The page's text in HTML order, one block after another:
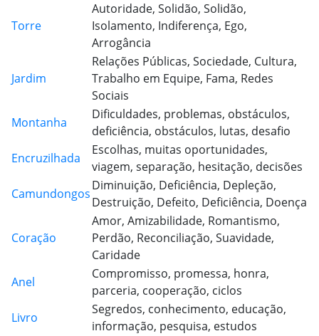
Torre
Autoridade, Solidão, Solidão,
Isolamento, Indiferença, Ego,
Arrogância
Jardim
Relações Públicas, Sociedade, Cultura,
Trabalho em Equipe, Fama, Redes
Sociais
Montanha
Dificuldades, problemas, obstáculos,
deficiência, obstáculos, lutas, desafio
Encruzilhada
Escolhas, muitas oportunidades,
viagem, separação, hesitação, decisões
Camundongos
Diminuição, Deficiência, Depleção,
Destruição, Defeito, Deficiência, Doença
Coração
Amor, Amizabilidade, Romantismo,
Perdão, Reconciliação, Suavidade,
Caridade
Anel
Compromisso, promessa, honra,
parceria, cooperação, ciclos
Livro
Segredos, conhecimento, educação,
informação, pesquisa, estudos